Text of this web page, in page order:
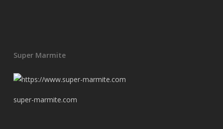
Super Marmite
super-marmite.com